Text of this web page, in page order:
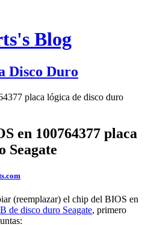
Blog
Disco Duro
placa lógica de disco duro
en 100764377 placa
Seagate
(reemplazar) el chip del BIOS en
de disco duro Seagate, primero